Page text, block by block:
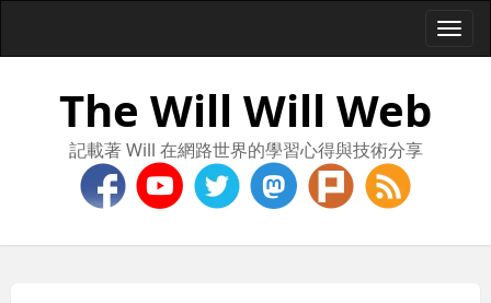
The Will Will Web
記載著 Will 在網路世界的學習心得與技術分享